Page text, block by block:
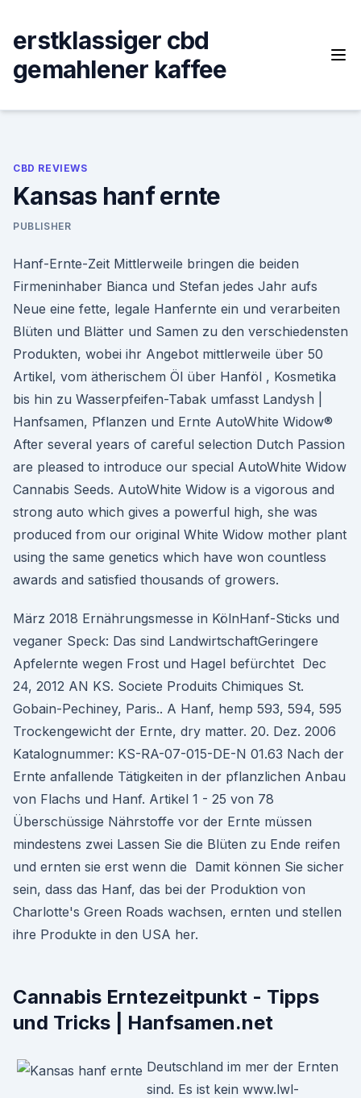
content
erstklassiger cbd
gemahlener kaffee
CBD REVIEWS
Kansas hanf ernte
PUBLISHER
Hanf-Ernte-Zeit Mittlerweile bringen die beiden
Firmeninhaber Bianca und Stefan jedes Jahr aufs
Neue eine fette, legale Hanfernte ein und verarbeiten
Blüten und Blätter und Samen zu den verschiedensten
Produkten, wobei ihr Angebot mittlerweile über 50
Artikel, vom ätherischem Öl über Hanföl , Kosmetika
bis hin zu Wasserpfeifen-Tabak umfasst Landysh |
Hanfsamen, Pflanzen und Ernte AutoWhite Widow®
After several years of careful selection Dutch Passion
are pleased to introduce our special AutoWhite Widow
Cannabis Seeds. AutoWhite Widow is a vigorous and
strong auto which gives a powerful high, she was
produced from our original White Widow mother plant
using the same genetics which have won countless
awards and satisfied thousands of growers.
März 2018 Ernährungsmesse in KölnHanf-Sticks und
veganer Speck: Das sind LandwirtschaftGeringere
Apfelernte wegen Frost und Hagel befürchtet Dec
24, 2012 AN KS. Societe Produits Chimiques St.
Gobain-Pechiney, Paris.. A Hanf, hemp 593, 594, 595
Trockengewicht der Ernte, dry matter. 20. Dez. 2006
Katalognummer: KS-RA-07-015-DE-N 01.63 Nach der
Ernte anfallende Tätigkeiten in der pflanzlichen Anbau
von Flachs und Hanf. Artikel 1 - 25 von 78
Überschüssige Nährstoffe vor der Ernte müssen
mindestens zwei Lassen Sie die Blüten zu Ende reifen
und ernten sie erst wenn die Damit können Sie sicher
sein, dass das Hanf, das bei der Produktion von
Charlotte's Green Roads wachsen, ernten und stellen
ihre Produkte in den USA her.
Cannabis Erntezeitpunkt - Tipps
und Tricks | Hanfsamen.net
Deutschland im mer der Ernten
sind. Es ist kein www.lwl-